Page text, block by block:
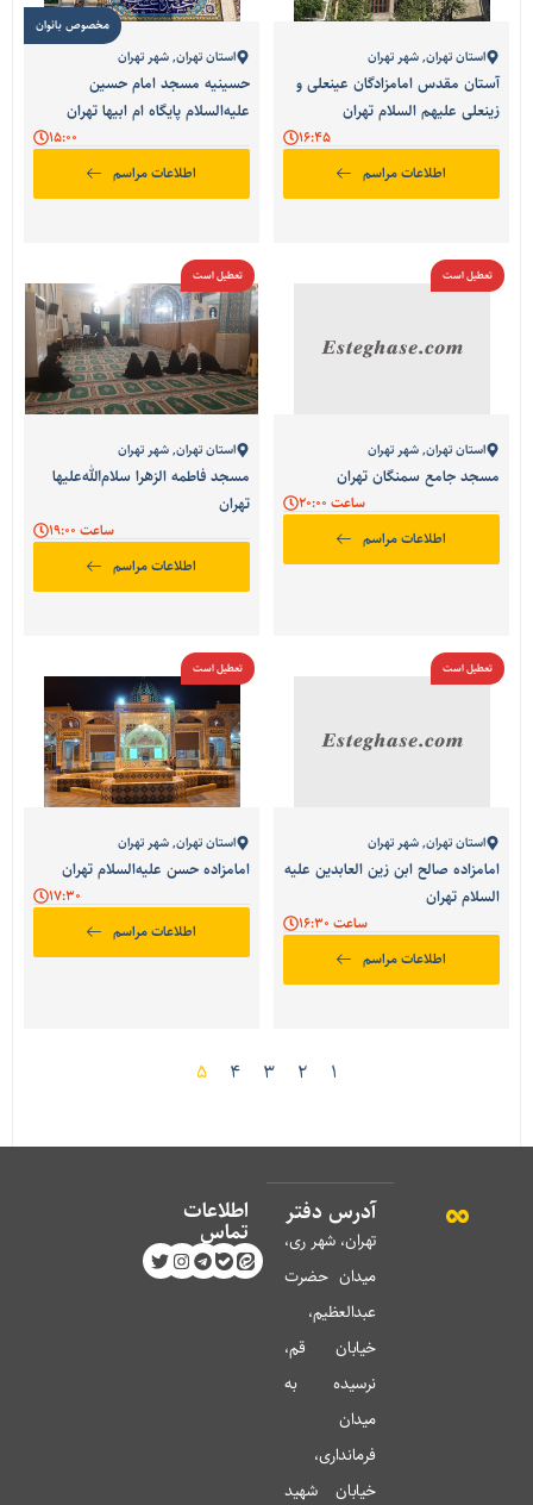
استان تهران,شهر تهران
آستان مقدس امامزادگان عینعلی و
زینعلی علیهم السلام تهران
16:45
اطلاعات مراسم
استان تهران,شهر تهران
حسینیه مسجد امام حسین
علیه‌السلام پایگاه ام ابیها تهران
اطلاعات مراسم
مخصوص بانوان
تعطیل است
استان تهران,شهر تهران
مسجد جامع سمنگان تهران
ساعت 20:00
اطلاعات مراسم
تعطیل است
استان تهران,شهر تهران
مسجد فاطمه الزهرا سلام‌الله‌علیها
تهران
ساعت 19:00
اطلاعات مراسم
تعطیل است
استان تهران,شهر تهران
امامزاده صالح ابن زین العابدین علیه
السلام تهران
ساعت 16:30
اطلاعات مراسم
تعطیل است
استان تهران,شهر تهران
امامزاده حسن علیه‌السلام تهران
17:30
اطلاعات مراسم
2
3
4
5
آدرس دفتر
تهران، شهر ری،
میدان حضرت
عبدالعظیم،
خیابان قم،
نرسیده به
میدان
فرمانداری،
خیابان شهید
اطلاعات
تماس